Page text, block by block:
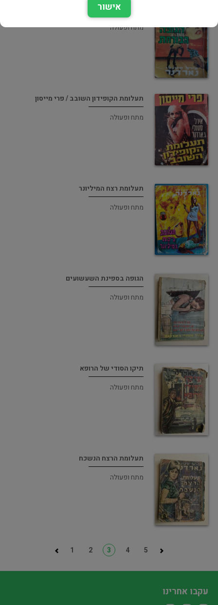
תעלומת הגופה הבורחת
מתח ופעולה
תעלומת הקופידון השובב / פרי מייסון
מתח ופעולה
תעלומת רצח המיליונר
מתח ופעולה
הגופה בספינת השעשועים
מתח ופעולה
תיקו הסודי של הרופא
מתח ופעולה
תעלומת הרצח הנשכח
מתח ופעולה
1 2 3 4 5
אישור
עקבו אחרינו